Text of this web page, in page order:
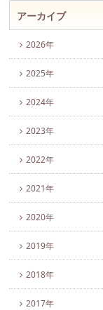
アーカイブ
2026年
2025年
2024年
2023年
2022年
2021年
2020年
2019年
2018年
2017年